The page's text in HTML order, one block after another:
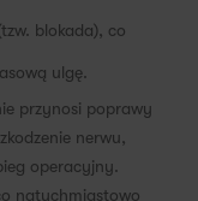
blokada), co
ulgę.
przynosi poprawy
nerwu,
operacyjny.
natychmiastowo